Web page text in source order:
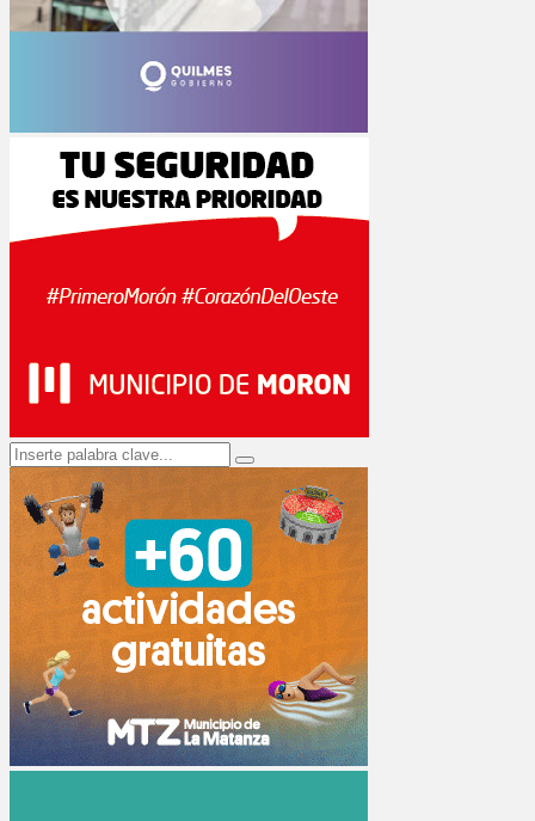
Search
for:
Search